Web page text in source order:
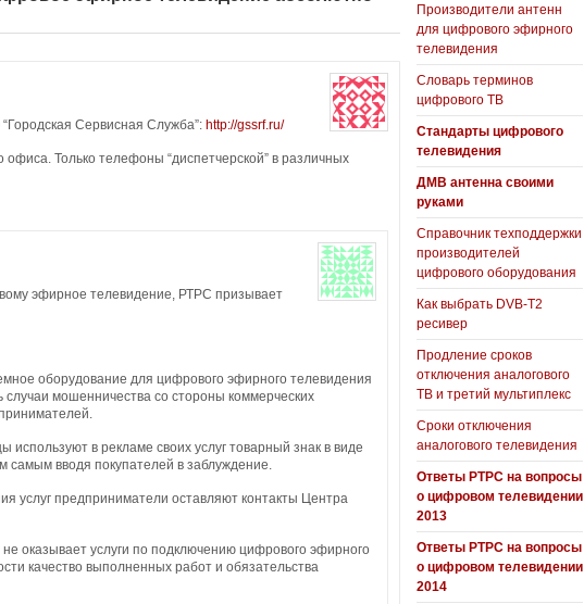
Сервисная Служба”: http://gssrf.ru/
Только телефоны “диспетчерской” в различных
эфирное телевидение, РТРС призывает
оборудование для цифрового эфирного телевидения
случаи мошенничества со стороны коммерческих
в рекламе своих услуг товарный знак в виде
вводя покупателей в заблуждение.
услуг предприниматели оставляют контакты Центра
оказывает услуги по подключению цифрового эфирного
качество выполненных работ и обязательства
Производители антенн
для цифрового эфирного
телевидения
Словарь терминов
цифрового ТВ
Стандарты цифрового
телевидения
ДМВ антенна своими
руками
Справочник техподдержки
производителей
цифрового оборудования
Как выбрать DVB-T2
ресивер
Продление сроков
отключения аналогового
ТВ и третий мультиплекс
Сроки отключения
аналогового телевидения
Ответы РТРС на вопросы
о цифровом телевидении
2013
Ответы РТРС на вопросы
о цифровом телевидении
2014